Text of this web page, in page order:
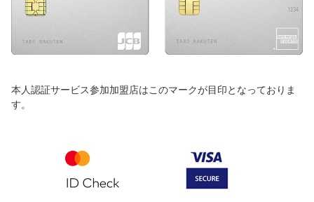
本人認証サービス参加加盟店はこのマークが目印となっておりま
す。